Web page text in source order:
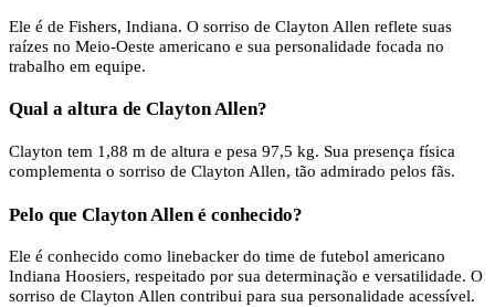
Ele é de Fishers, Indiana. O sorriso de Clayton Allen reflete suas
raízes no Meio-Oeste americano e sua personalidade focada no
trabalho em equipe.
Qual a altura de Clayton Allen?
Clayton tem 1,88 m de altura e pesa 97,5 kg. Sua presença física
complementa o sorriso de Clayton Allen, tão admirado pelos fãs.
Pelo que Clayton Allen é conhecido?
Ele é conhecido como linebacker do time de futebol americano
Indiana Hoosiers, respeitado por sua determinação e versatilidade. O
sorriso de Clayton Allen contribui para sua personalidade acessível.